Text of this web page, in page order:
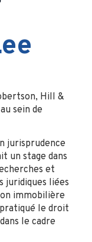
Hill &
sein de
jurisprudence
un stage dans
et
juridiques liées
immobilière
le droit
le cadre